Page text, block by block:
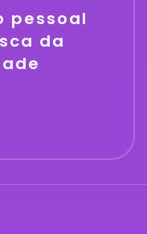
pessoal
da